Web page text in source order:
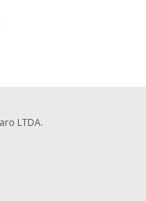
LTDA.